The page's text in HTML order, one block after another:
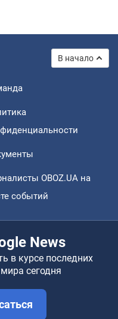
В начало
OBOZ.UA на
событий
News
в курсе последних
сегодня